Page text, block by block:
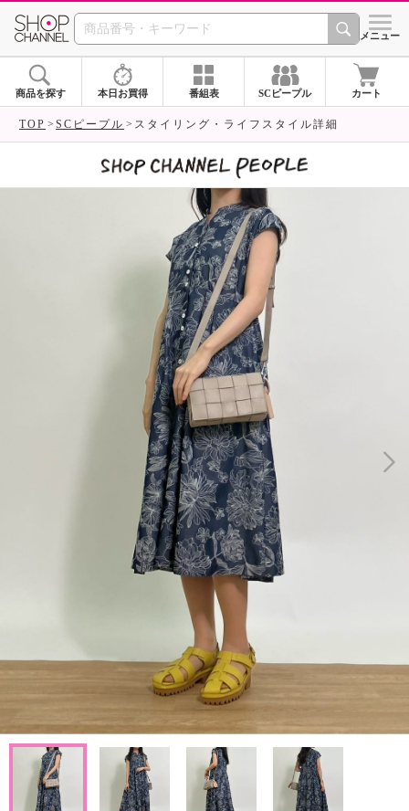
SHOP CHANNEL シメニュー
商品を探す 本日お買得 番組表 SCピープル カート
TOP SCピープル スタイリング・ライフスタイル詳細